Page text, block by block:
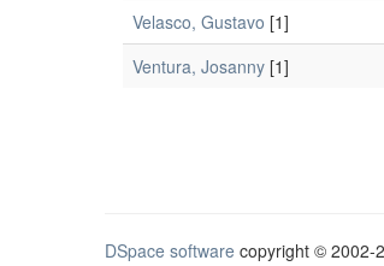
Velasco, Gustavo [1]
Ventura, Josanny [1]
DSpace software copyright © 2002-